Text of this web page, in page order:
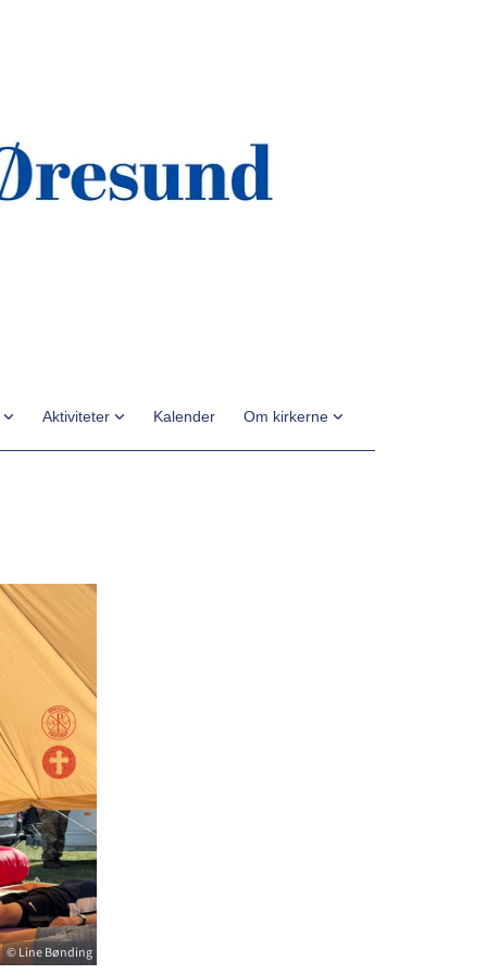
Aktiviteter Kalender Om kirkerne
© Line Bønding